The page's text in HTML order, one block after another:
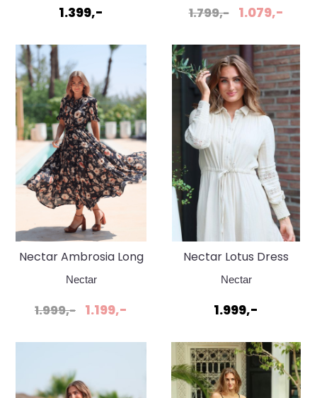
1.399,- 1.799,- 1.079,-
Nectar Ambrosia Long
Dark Botanica
Nectar
1.999,- 1.199,-
Nectar Lotus Dress
White Swan
Nectar
1.999,-